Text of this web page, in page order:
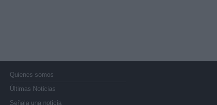
Quienes somos
Últimas Noticias
Señala una noticia